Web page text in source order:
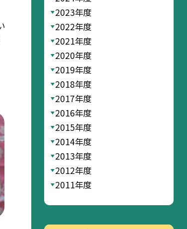
2023年度
2022年度
2021年度
2020年度
2019年度
2018年度
2017年度
2016年度
2015年度
2014年度
2013年度
2012年度
2011年度